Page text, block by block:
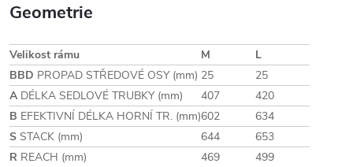
Geometrie
Velikost rámu M
L
BBD PROPAD STŘEDOVÉ OSY (mm) 25
25
ADÉLKA SEDLOVÉ TRUBKY (mm) 407
420
B EFEKTIVNÍ DÉLKA HORNÍ TR. (mm)602
634
S STACK (mm) 644
653
R REACH (mm) 469
499